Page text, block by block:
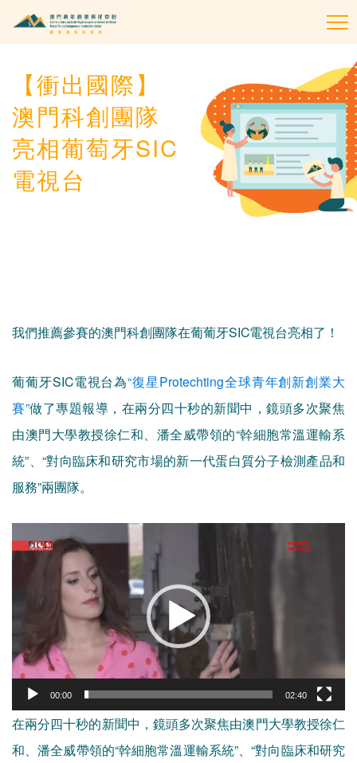
【衝出國際】
澳門科創團隊
亮相葡萄牙SIC
電視台
我們推薦參賽的澳門科創團隊在葡葡牙SIC電視台亮相了！
葡葡牙SIC電視台為“復星Protechting全球青年創新創業大
賽”做了專題報導，在兩分四十秒的新聞中，鏡頭多次聚焦
由澳門大學教授徐仁和、潘全威帶領的“幹細胞常溫運輸系
統”、“對向臨床和研究市場的新一代蛋白質分子檢測產品和
服務”兩團隊。
器
00:00 02:40
在兩分四十秒的新聞中，鏡頭多次聚焦由澳門大學教授徐仁
和、潘全威帶領的“幹細胞常溫運輸系統”、“對向臨床和研究